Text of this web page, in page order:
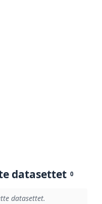
datasettet 0
datasettet.